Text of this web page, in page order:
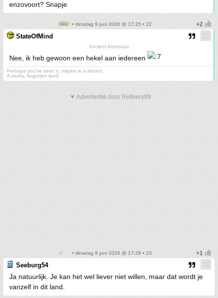
enzovoort? Snapje
• dinsdag 9 juni 2026 @ 17:25 • 22
StateOfMind
Ancient Astronaut
Nee, ik heb gewoon een hekel aan iedereen
Perhaps you've seen it, maybe in a dream.
A murky, forgotten land.
▼ Advertentie door Refinery89
• dinsdag 9 juni 2026 @ 17:26 • 23
Seeburg54
Ja natuurlijk. Je kan het wel liever niet willen, maar dat wordt je
vanzelf in dit land.